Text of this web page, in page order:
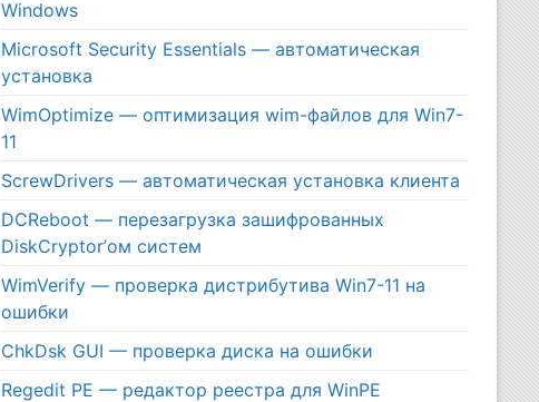
Windows
Microsoft Security Essentials — автоматическая
установка
WimOptimize — оптимизация wim-файлов для Win7-
11
ScrewDrivers — автоматическая установка клиента
DCReboot — перезагрузка зашифрованных
DiskCryptor’ом систем
WimVerify — проверка дистрибутива Win7-11 на
ошибки
ChkDsk GUI — проверка диска на ошибки
Regedit PE — редактор реестра для WinPE